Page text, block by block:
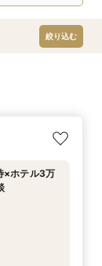
絞り込む
×ホテル3万